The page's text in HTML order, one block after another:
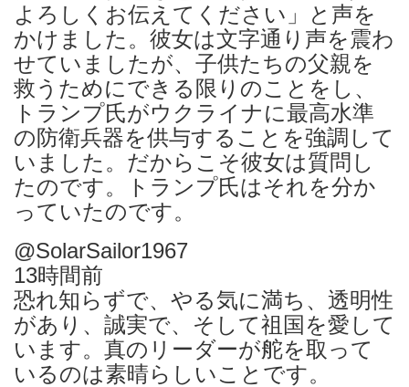
よろしくお伝えてください」と声を
かけました。彼女は文字通り声を震わ
せていましたが、子供たちの父親を
救うためにできる限りのことをし、
トランプ氏がウクライナに最高水準
の防衛兵器を供与することを強調して
いました。だからこそ彼女は質問し
たのです。トランプ氏はそれを分か
っていたのです。
@SolarSailor1967
13時間前
恐れ知らずで、やる気に満ち、透明性
があり、誠実で、そして祖国を愛して
います。真のリーダーが舵を取って
いるのは素晴らしいことです。